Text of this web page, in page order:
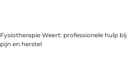
Fysiotherapie Weert: professionele hulp bij
pijn en herstel